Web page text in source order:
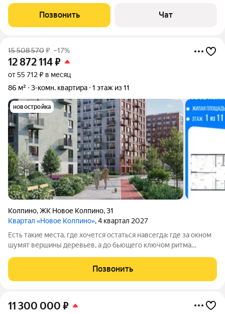
+9.8кв.м. Кухня - 11.3кв.м. Санузел - раздельный. 2 больших
балкона по 4.1 кв.м. Хороший
Позвонить Чат
15 508 570₽ –17%
12 872 114₽
от 55 712 ₽ в месяц
86 м²
3-комн. квартира 1 этаж из 11
новостройка
Колпино,ЖК Новое Колпино,31
Квартал «Новое Колпино», 4 квартал 2027
Есть такие места, где хочется остаться навсегда: где за окном
шумят вершины деревьев, а до бьющего ключом ритма
вас квартал "Новое Колпино" в зеленом районе
Петербурга.Здесь можно проводить
Позвонить
11 300 000 ₽